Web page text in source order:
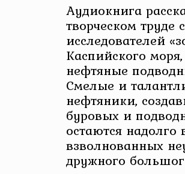
Аудиокнига
творческом труде
исследователей
Каспийского
нефтяные
Смелые и
нефтяники,
буровых и
остаются надолго
взволнованных
дружного